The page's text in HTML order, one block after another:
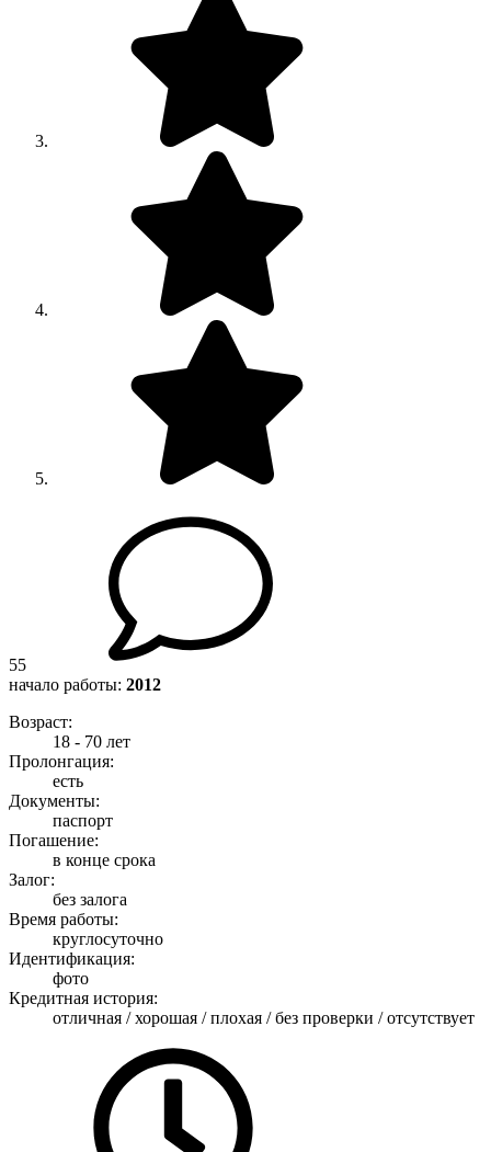
55
начало работы: 2012
Возраст:
18 - 70 лет
Пролонгация:
есть
Документы:
паспорт
Погашение:
в конце срока
Залог:
без залога
Время работы:
круглосуточно
Идентификация:
фото
Кредитная история:
отличная / хорошая / плохая / без проверки / отсутствует